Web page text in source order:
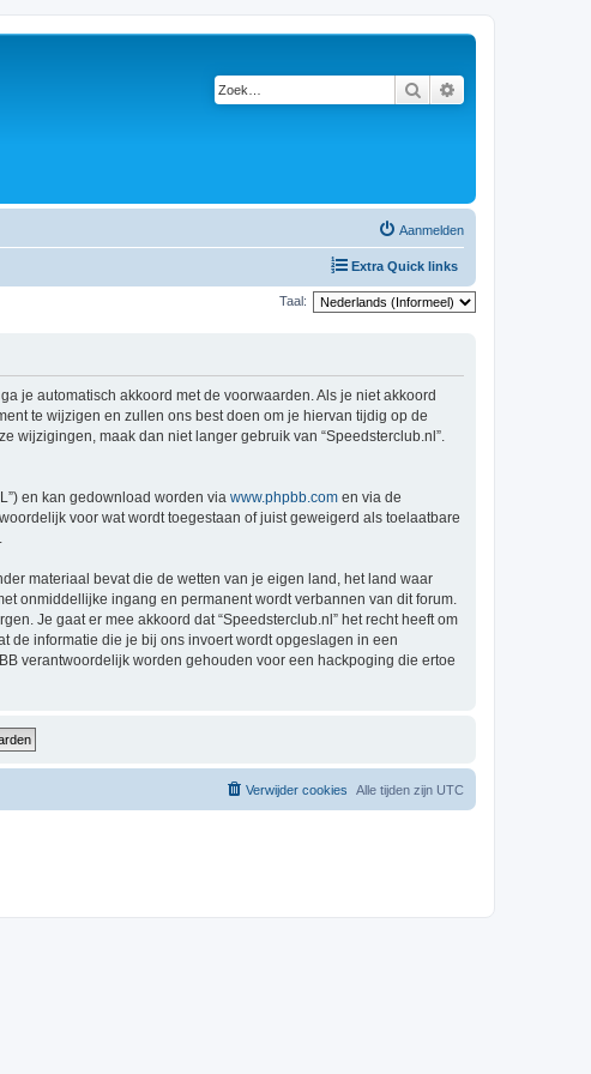
Zoek
Aanmelden
Extra Quick links
Taal:
ga je automatisch akkoord met de voorwaarden. Als je niet akkoord
te wijzigen en zullen ons best doen om je hiervan tijdig op de
wijzigingen, maak dan niet langer gebruik van “Speedsterclub.nl”.
en kan gedownload worden via www.phpbb.com en via de
voor wat wordt toegestaan of juist geweigerd als toelaatbare
materiaal bevat die de wetten van je eigen land, het land waar
onmiddellijke ingang en permanent wordt verbannen van dit forum.
Je gaat er mee akkoord dat “Speedsterclub.nl” het recht heeft om
de informatie die je bij ons invoert wordt opgeslagen in een
verantwoordelijk worden gehouden voor een hackpoging die ertoe
Alle tijden zijn UTC
Verwijder cookies